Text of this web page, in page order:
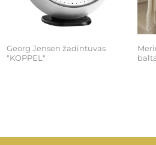
Georg Jensen žadintuvas
"KOPPEL"